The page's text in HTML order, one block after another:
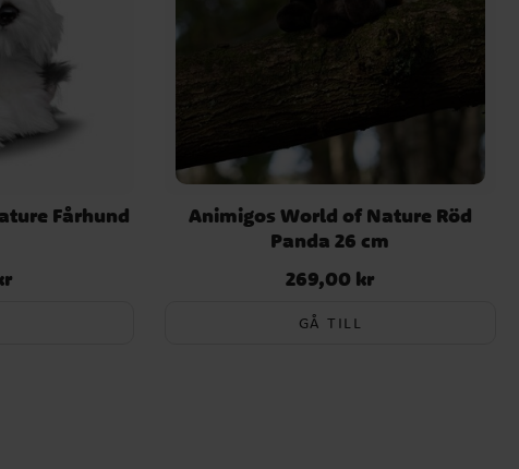
Fårhund
Animigos World of Nature Röd
Panda 26 cm
Pris:269,00 kr
269,00 kr
GÅ TILL